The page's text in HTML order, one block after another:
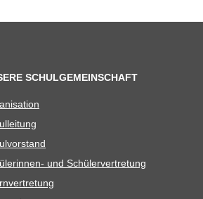
SCHULGEMEINSCHAFT
und Schülervertretung